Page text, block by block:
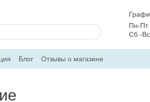
Пн-Пт
Сб -
Блог
Отзывы о магазине